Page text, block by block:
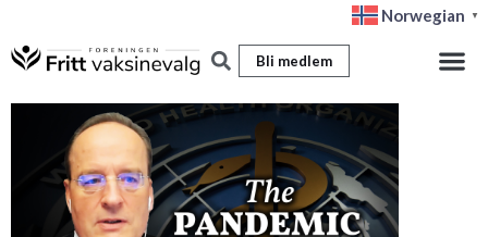
til
Norwegian ▼
Bli medlem